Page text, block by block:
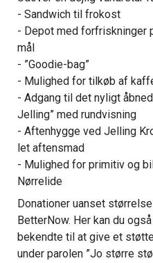
- Sandwich til frokost
- Depot med forfriskninger
mål
- ”Goodie-bag”
- Mulighed for tilkøb af
- Adgang til det nyligt
Jelling” med rundvisning
- Aftenhygge ved Jelling
let aftensmad
- Mulighed for primitiv og
Nørrelide
Donationer uanset
BetterNow. Her kan du
bekendte til at give et
under parolen ”Jo større